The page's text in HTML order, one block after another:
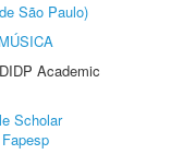
São Paulo)
Academic
Scholar
Fapesp